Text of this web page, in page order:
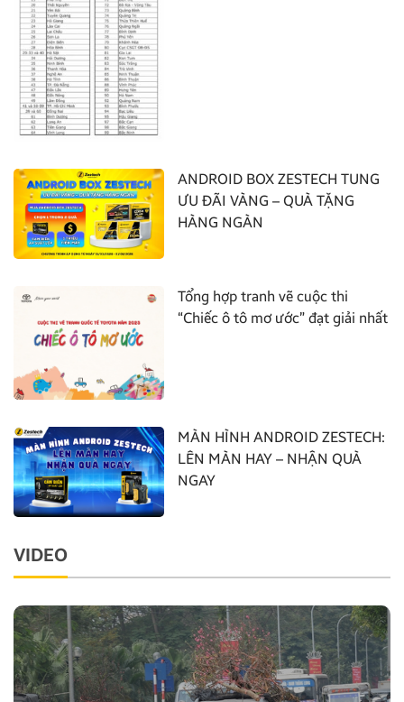
ANDROID BOX ZESTECH TUNG
ƯU ĐÃI VÀNG – QUÀ TẶNG
HÀNG NGÀN
Tổng hợp tranh vẽ cuộc thi
“Chiếc ô tô mơ ước” đạt giải nhất
MÀN HÌNH ANDROID ZESTECH:
LÊN MÀN HAY – NHẬN QUÀ
NGAY
VIDEO